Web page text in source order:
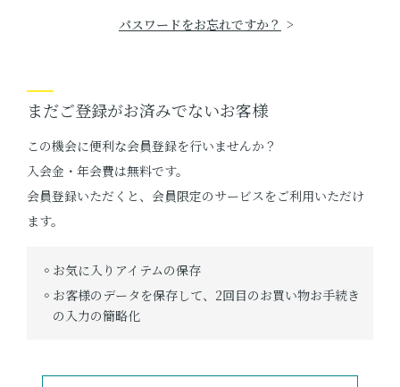
パスワードをお忘れですか？
まだご登録がお済みでないお客様
この機会に便利な会員登録を行いませんか？
入会金・年会費は無料です。
会員登録いただくと、会員限定のサービスをご利用いただけ
ます。
お気に入りアイテムの保存
お客様のデータを保存して、2回目のお買い物お手続き
の入力の簡略化